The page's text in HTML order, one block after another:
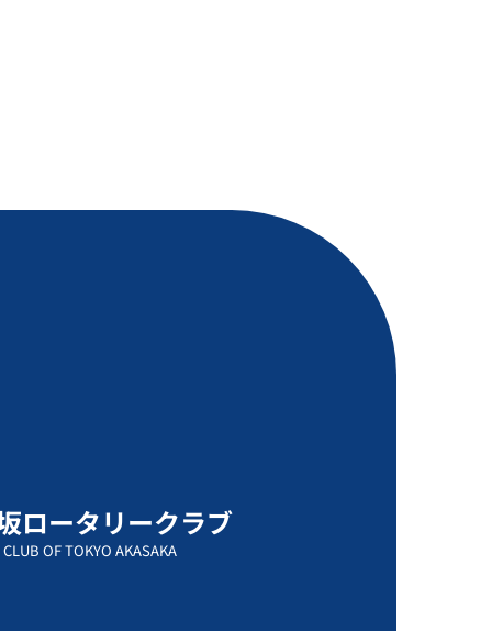
ロータリークラブ
OF TOKYO AKASAKA